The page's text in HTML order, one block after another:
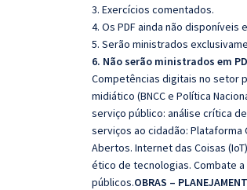
3. Exercícios comentados.
4. Os PDF ainda não
5. Serão ministrados
6. Não serão ministrados em
Competências digitais no setor
midiático (BNCC e Política
serviço público: análise crítica
serviços ao cidadão:
Abertos. Internet das Coisas
ético de tecnologias. Combate
públicos.OBRAS –